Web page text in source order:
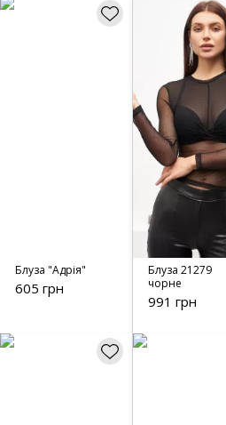
Блуза "Адрія"
605 грн
Блуза 21279
чорне
991 грн